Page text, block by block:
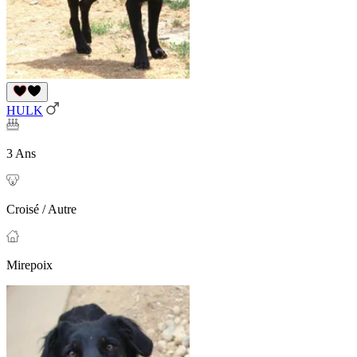
HULK
3 Ans
Croisé / Autre
Mirepoix